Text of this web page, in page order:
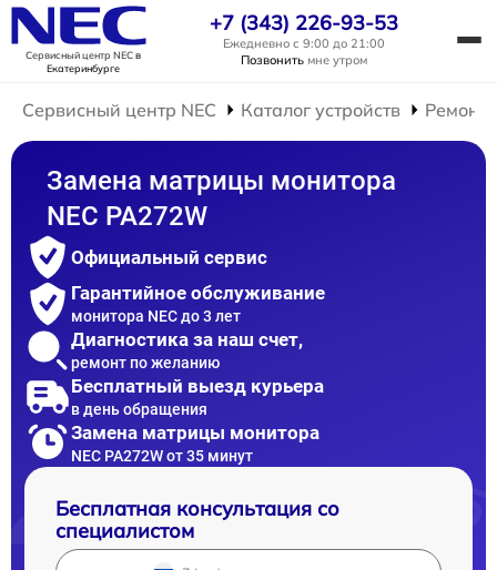
Сервисный центр NECв
Екатеринбурге
+7 (343) 226-93-53
Ежедневно с 9:00 до 21:00
Позвонить мне утром
Сервисный центр NEC Каталог устройств Ремонт
Замена матрицы монитора
NEC PA272W
Официальный сервис
Гарантийное обслуживание
монитора NEC до 3 лет
Диагностика за наш счет,
ремонт по желанию
Бесплатный выезд курьера
в день обращения
Замена матрицы монитора
NEC PA272W от 35 минут
Бесплатная консультация со
специалистом